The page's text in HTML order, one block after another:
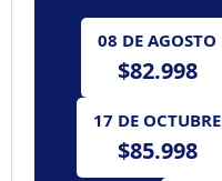
08 DE AGOSTO
$82.998
17 DE OCTUBRE
$85.998